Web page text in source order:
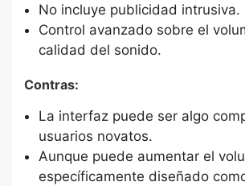
No incluye publicidad intrusiva.
Control avanzado sobre el
calidad del sonido.
Contras:
La interfaz puede ser algo
usuarios novatos.
Aunque puede aumentar el
específicamente diseñado